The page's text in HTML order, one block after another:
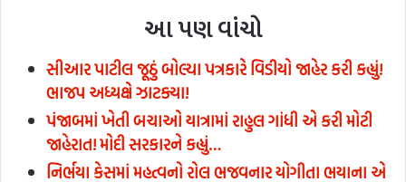
આ પણ વાંચો
સીઆર પાટીલ જૂઠું બોલ્યા પત્રકારે વિડીયો જાહેર કરી કહ્યું!
ભાજપ અધ્યક્ષે ઝાટક્યા!
પંજાબમાં ખેતી બચાઓ યાત્રામાં રાહુલ ગાંધી એ કરી મોટી
જાહેરાત! મોદી સરકારને કહ્યું…
નિર્ભયા કેસમાં મહત્વનો રોલ ભજવનાર યોગીતા ભયાના એ